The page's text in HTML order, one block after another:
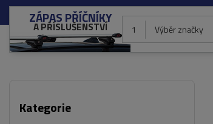
ZÁPAS PŘÍČNÍKY
A PŘÍSLUŠENSTVÍ 1 Výběr značky
Kategorie